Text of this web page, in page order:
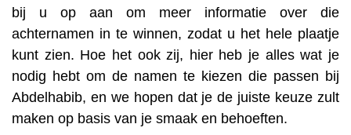
bij u op aan om meer informatie over die
achternamen in te winnen, zodat u het hele plaatje
kunt zien. Hoe het ook zij, hier heb je alles wat je
nodig hebt om de namen te kiezen die passen bij
Abdelhabib, en we hopen dat je de juiste keuze zult
maken op basis van je smaak en behoeften.